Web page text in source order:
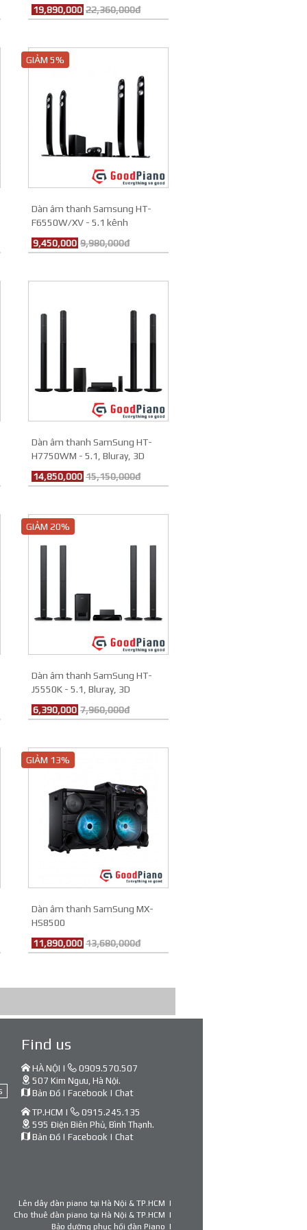
19,890,000 22,360,000đ
GIẢM 5%
Dàn âm thanh Samsung HT-
F6550W/XV - 5.1 kênh
9,450,000 9,980,000đ
Dàn âm thanh SamSung HT-
H7750WM - 5.1, Bluray, 3D
14,850,000 15,150,000đ
GIẢM 20%
Dàn âm thanh SamSung HT-
J5550K - 5.1, Bluray, 3D
6,390,000 7,960,000đ
GIẢM 13%
Dàn âm thanh SamSung MX-
HS8500
11,890,000 13,680,000đ
Find us
HÀ NỘI |
0909.570.507
507 Kim Ngưu, Hà Nội.
Bản Đồ | Facebook | Chat
TP.HCM |
0915.245.135
595 Điện Biên Phủ, Bình Thạnh.
Bản Đồ | Facebook | Chat
Lên dây đàn piano tại Hà Nội & TP.HCM
Cho thuê đàn piano tại Hà Nội & TP.HCM
Bảo dưỡng phục hồi đàn Piano